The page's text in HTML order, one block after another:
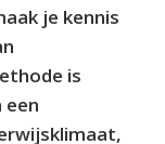
je kennis
is